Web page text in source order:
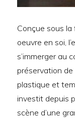
Conçue sous la
oeuvre en soi,
s’immerger au
préservation de
plastique et
investit depuis
scène d’une